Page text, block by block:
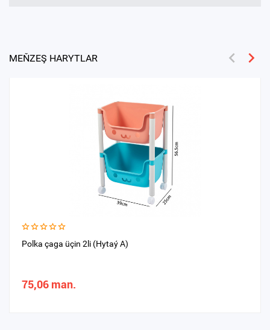
MEŇZEŞ HARYTLAR
Polka çaga üçin 2li (Hytaý A)
75,06 man.